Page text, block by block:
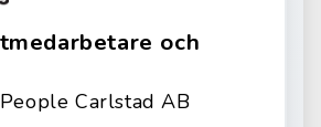
och
Carlstad AB